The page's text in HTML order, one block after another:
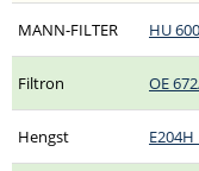
MANN-FILTER HU
Filtron OE
Hengst E204H